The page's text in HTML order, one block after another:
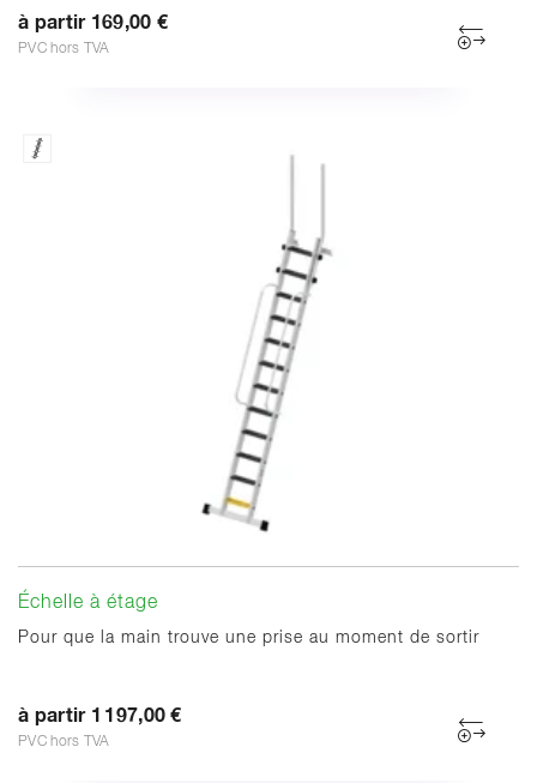
à partir 169,00 €
PVC hors TVA
Échelle à étage
Pour que la main trouve une prise au moment de sortir
à partir 1 197,00 €
PVC hors TVA